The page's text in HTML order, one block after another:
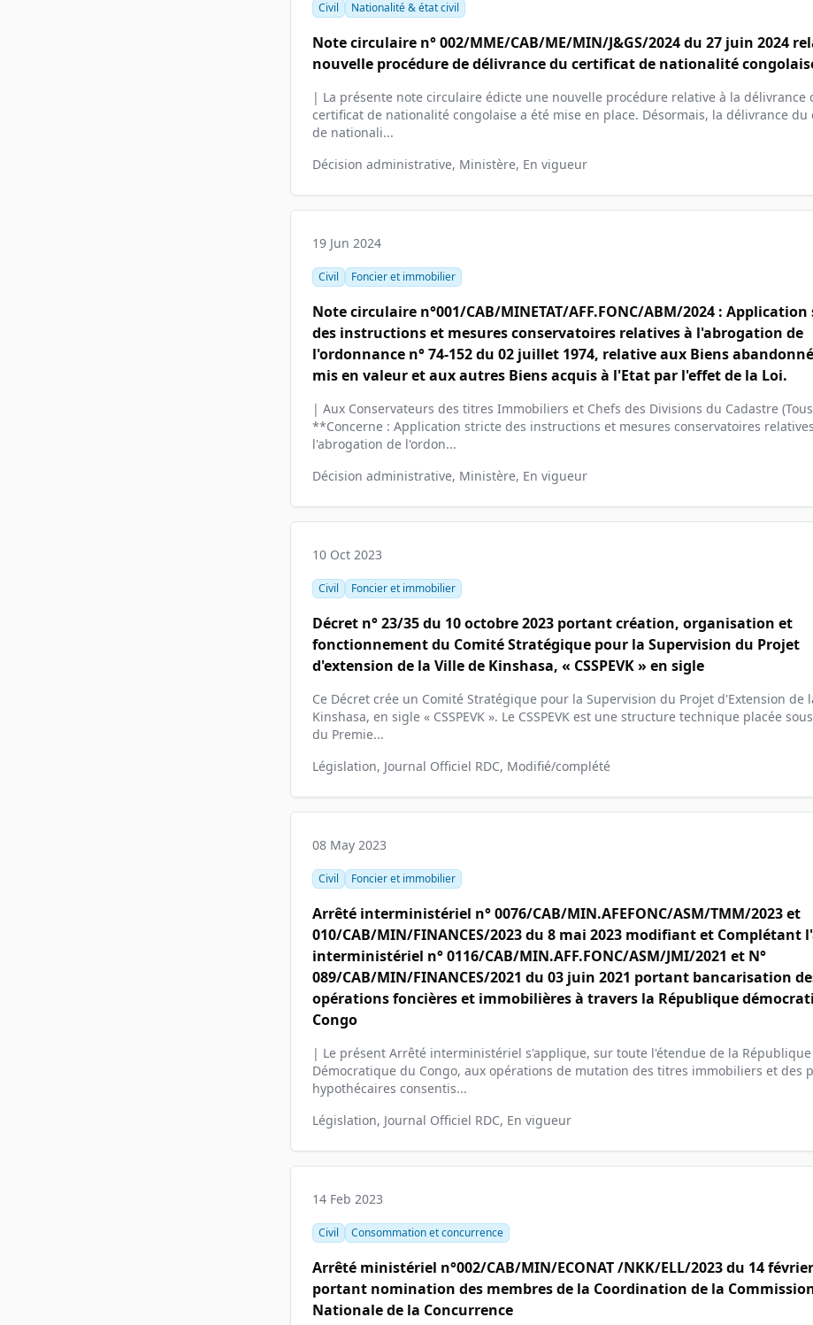
Civil Nationalité & état civil
Note circulaire n° 002/MME/CAB/ME/MIN/J&GS/2024 du 27 juin 2024
nouvelle procédure de délivrance du certificat de nationalité
| La présente note circulaire édicte une nouvelle procédure relative à la délivrance
certificat de nationalité congolaise a été mise en place. Désormais, la délivrance du
de nationali...
Décision administrative, Ministère, En vigueur
19 Jun 2024
Civil Foncier et immobilier
Note circulaire n°001/CAB/MINETAT/AFF.FONC/ABM/2024 :
des instructions et mesures conservatoires relatives à l'abrogation de
l'ordonnance n° 74-152 du 02 juillet 1974, relative aux Biens
mis en valeur et aux autres Biens acquis à l'Etat par l'effet de la Loi.
| Aux Conservateurs des titres Immobiliers et Chefs des Divisions du Cadastre
**Concerne : Application stricte des instructions et mesures conservatoires
l'abrogation de l'ordon...
Décision administrative, Ministère, En vigueur
10 Oct 2023
Civil Foncier et immobilier
Décret n° 23/35 du 10 octobre 2023 portant création, organisation et
fonctionnement du Comité Stratégique pour la Supervision du Projet
d'extension de la Ville de Kinshasa, « CSSPEVK » en sigle
Ce Décret crée un Comité Stratégique pour la Supervision du Projet d'Extension de
Kinshasa, en sigle « CSSPEVK ». Le CSSPEVK est une structure technique placée
du Premie...
Législation, Journal Officiel RDC, Modifié/complété
08 May 2023
Civil Foncier et immobilier
Arrêté interministériel n° 0076/CAB/MIN.AFEFONC/ASM/TMM/2023 et
010/CAB/MIN/FINANCES/2023 du 8 mai 2023 modifiant et Complétant
interministériel n° 0116/CAB/MIN.AFF.FONC/ASM/JMI/2021 et N°
089/CAB/MIN/FINANCES/2021 du 03 juin 2021 portant bancarisation
opérations foncières et immobilières à travers la République
Congo
| Le présent Arrêté interministériel s'applique, sur toute l'étendue de la République
Démocratique du Congo, aux opérations de mutation des titres immobiliers et des
hypothécaires consentis...
Législation, Journal Officiel RDC, En vigueur
14 Feb 2023
Civil Consommation et concurrence
Arrêté ministériel n°002/CAB/MIN/ECONAT /NKK/ELL/2023 du 14
portant nomination des membres de la Coordination de la
Nationale de la Concurrence